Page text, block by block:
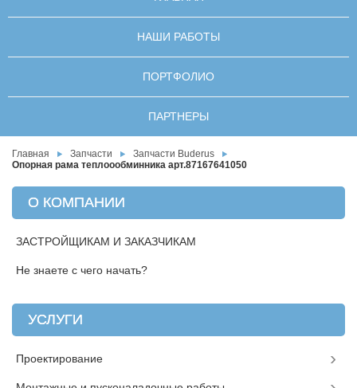
НАШИ РАБОТЫ
ПОРТФОЛИО
ПАРТНЕРЫ
Главная Запчасти
Запчасти Buderus
Опорная рама теплоообминника арт.87167641050
О КОМПАНИИ
ЗАСТРОЙЩИКАМ И ЗАКАЗЧИКАМ
Не знаете с чего начать?
УСЛУГИ
Проектирование